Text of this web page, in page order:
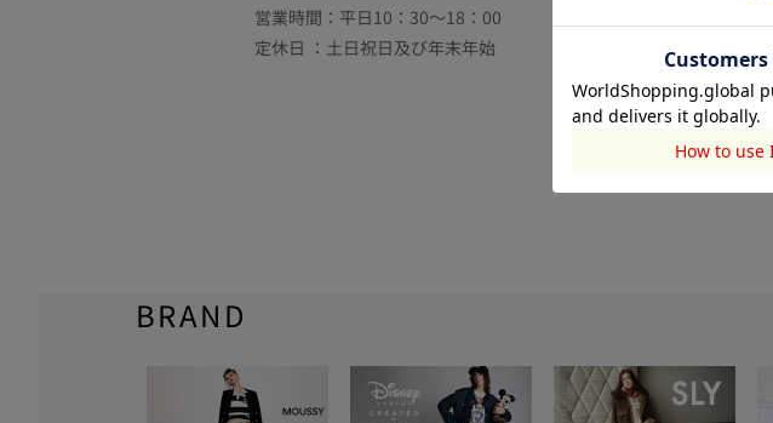
営業時間：平日10：30～18：00
定休日 ：土日祝日及び年末年始
BRAND